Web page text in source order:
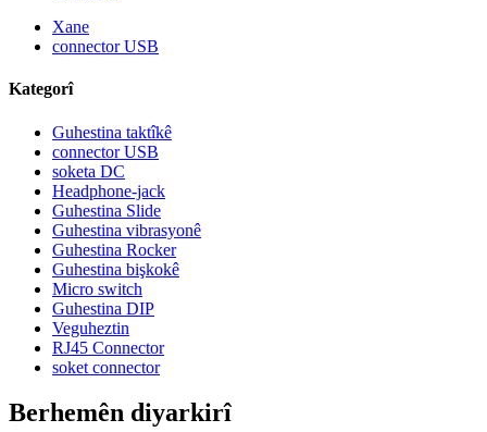
Xane
connector USB
Kategorî
Guhestina taktîkê
connector USB
soketa DC
Headphone-jack
Guhestina Slide
Guhestina vibrasyonê
Guhestina Rocker
Guhestina bişkokê
Micro switch
Guhestina DIP
Veguheztin
RJ45 Connector
soket connector
Berhemên diyarkirî